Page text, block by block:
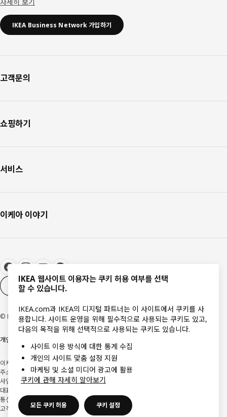
IKEA Business Network 가입하기
고객문의
쇼핑하기
서비스
이케아 이야기
쿠키 설정
© Inter IKEA Systems B.V 1999-2026
개인정보처리방침
이케아코리아 유한회사
주소: (우) 14352 경기도 광명시 일직로 17, 1층(일직동) 이케아 광명점
사업자 등록번호: 106-86-82871사업자정보확인
대표자: 이사벨 푸치 팔렘
통신판매업 신고: 2018-경기광명-0209
고객지원센터: 1670-4532
IKEA 웹사이트 이용자는 쿠키 허용 여부를 선택
할 수 있습니다.
IKEA.com과 IKEA의 디지털 파트너는 이 사이트에서 쿠키를 사
용합니다. 사이트 운영을 위해 필수적으로 사용되는 쿠키도 있고,
다음의 목적을 위해 선택적으로 사용되는 쿠키도 있습니다.
사이트 이용 방식에 대한 통계 수집
개인의 사이트 맞춤 설정 지원
마케팅 및 소셜 미디어 광고에 활용
쿠키에 관해 자세히 알아보기
모든 쿠키 허용 쿠키 설정